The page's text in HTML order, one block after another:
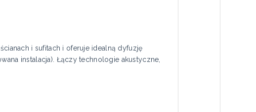
i sufitach i oferuje idealną dyfuzję
instalacja). Łączy technologie akustyczne,